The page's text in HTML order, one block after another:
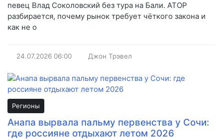
певец Влад Соколовский без тура на Бали. АТОР
разбирается, почему рынок требует чёткого закона и
как не о
24.07.2026 06:00 Джон Трэвел
Регионы
Анапа вырвала пальму первенства у Сочи:
где россияне отдыхают летом 2026